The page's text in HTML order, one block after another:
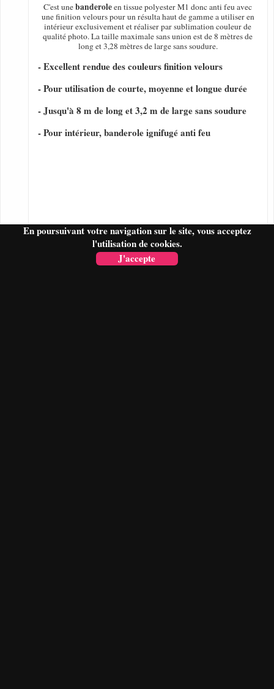
En poursuivant votre navigation sur le site, vous acceptez
l'utilisation de cookies.
J'accepte
C'est unebanderoleen tissue polyester M1 donc anti feu avec
une finition velours pour un résulta haut de gamme a utiliser en
intérieur exclusivement et réaliser par sublimation couleur de
qualité photo. La taille maximale sans union est de 8 mètres de
long et 3,28 mètres de large sans soudure.
- Excellent rendue des couleurs finition velours
- Pour utilisation de courte, moyenne et longue durée
- Jusqu'à 8 m de long et 3,2 m de large sans soudure
- Pour intérieur, banderole ignifugé anti feu